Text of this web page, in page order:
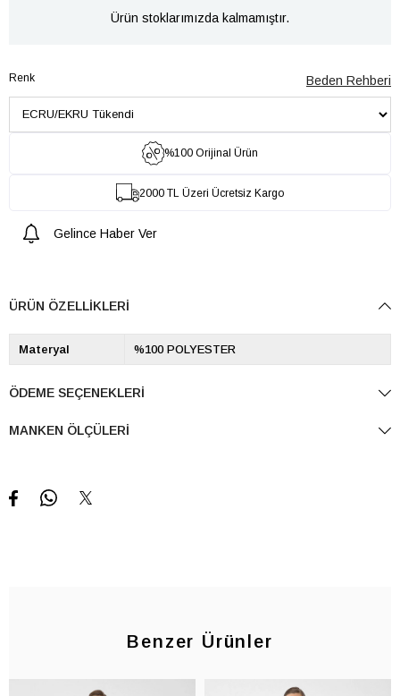
Ürün stoklarımızda kalmamıştır.
Renk Beden Rehberi
%100 Orijinal Ürün
2000 TL Üzeri Ücretsiz Kargo
Gelince Haber Ver
ÜRÜN ÖZELLIKLERI
Materyal %100 POLYESTER
ÖDEME SEÇENEKLERI
MANKEN ÖLÇÜLERI
Benzer Ürünler